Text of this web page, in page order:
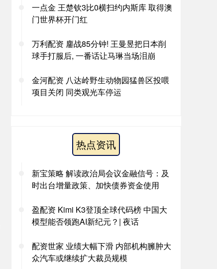
一点金 王楚钦3比0横扫约内斯库 取得澳
门世界杯开门红
万利配资 鏖战85分钟! 王曼昱把日本削
球手打服后, 一番话让马琳当场泪崩
金河配资 八达岭野生动物园猛兽区投喂
项目关闭 同类观光车停运
热点资讯
新宝策略 解读政治局会议金融信号：及
时出台增量政策、加快债券资金使用
盈配资 Kimi K3登顶全球代码榜 中国大
模型能否领跑AI新纪元？| 夜话
配资世家 业绩大幅下滑 内部机构臃肿大
众汽车或继续扩大裁员规模